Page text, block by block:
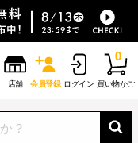
店舗 会員登録 ログイン 買い物かご
0